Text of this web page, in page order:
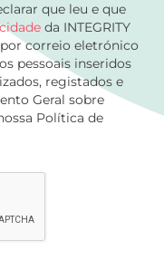
que leu e que
da INTEGRITY
correio eletrónico
pessoais inseridos
registados e
Geral sobre
Política de